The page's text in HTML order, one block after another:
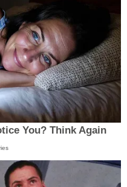
You? Think Again